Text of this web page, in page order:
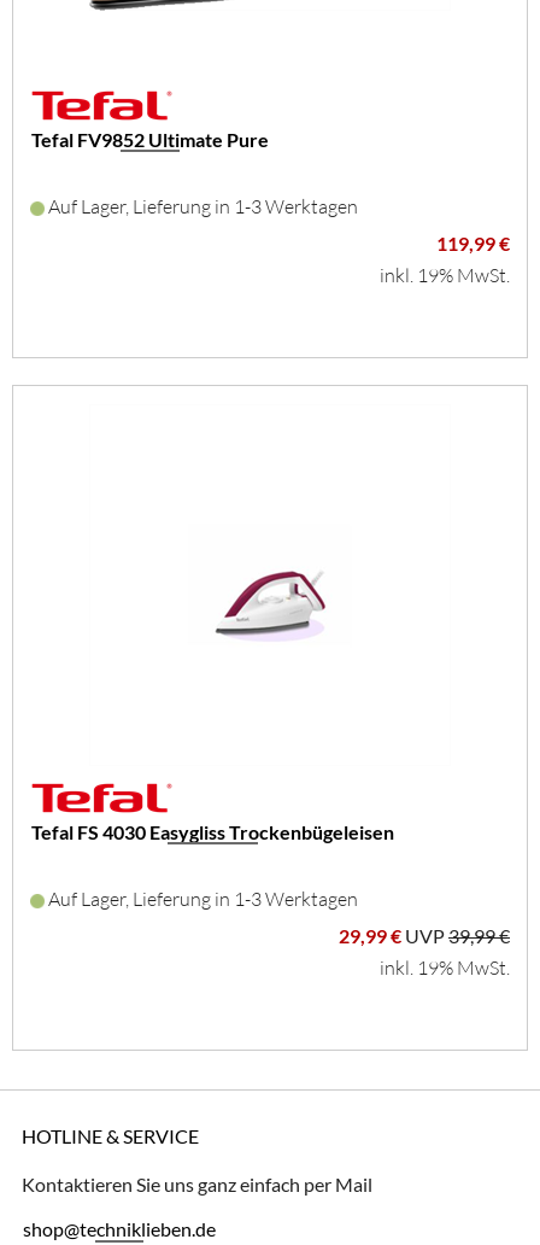
Tefal FV9852 Ultimate Pure
Auf Lager, Lieferung in 1-3 Werktagen
119,99 €
inkl. 19% MwSt.
Tefal FS 4030 Easygliss Trockenbügeleisen
Auf Lager, Lieferung in 1-3 Werktagen
29,99 € UVP39,99 €
inkl. 19% MwSt.
HOTLINE & SERVICE
Kontaktieren Sie uns ganz einfach per Mail
shop@techniklieben.de